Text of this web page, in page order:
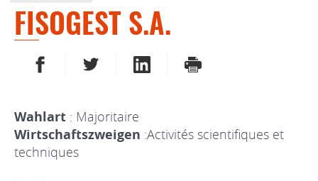
FISOGEST S.A.
AUF FACEBOOK TEILENAUF TWITTER TEILENAUF LINKEDIN TEILEN
DRUCKEN
Wahlart : Majoritaire
Wirtschaftszweigen :Activités scientifiques et
techniques